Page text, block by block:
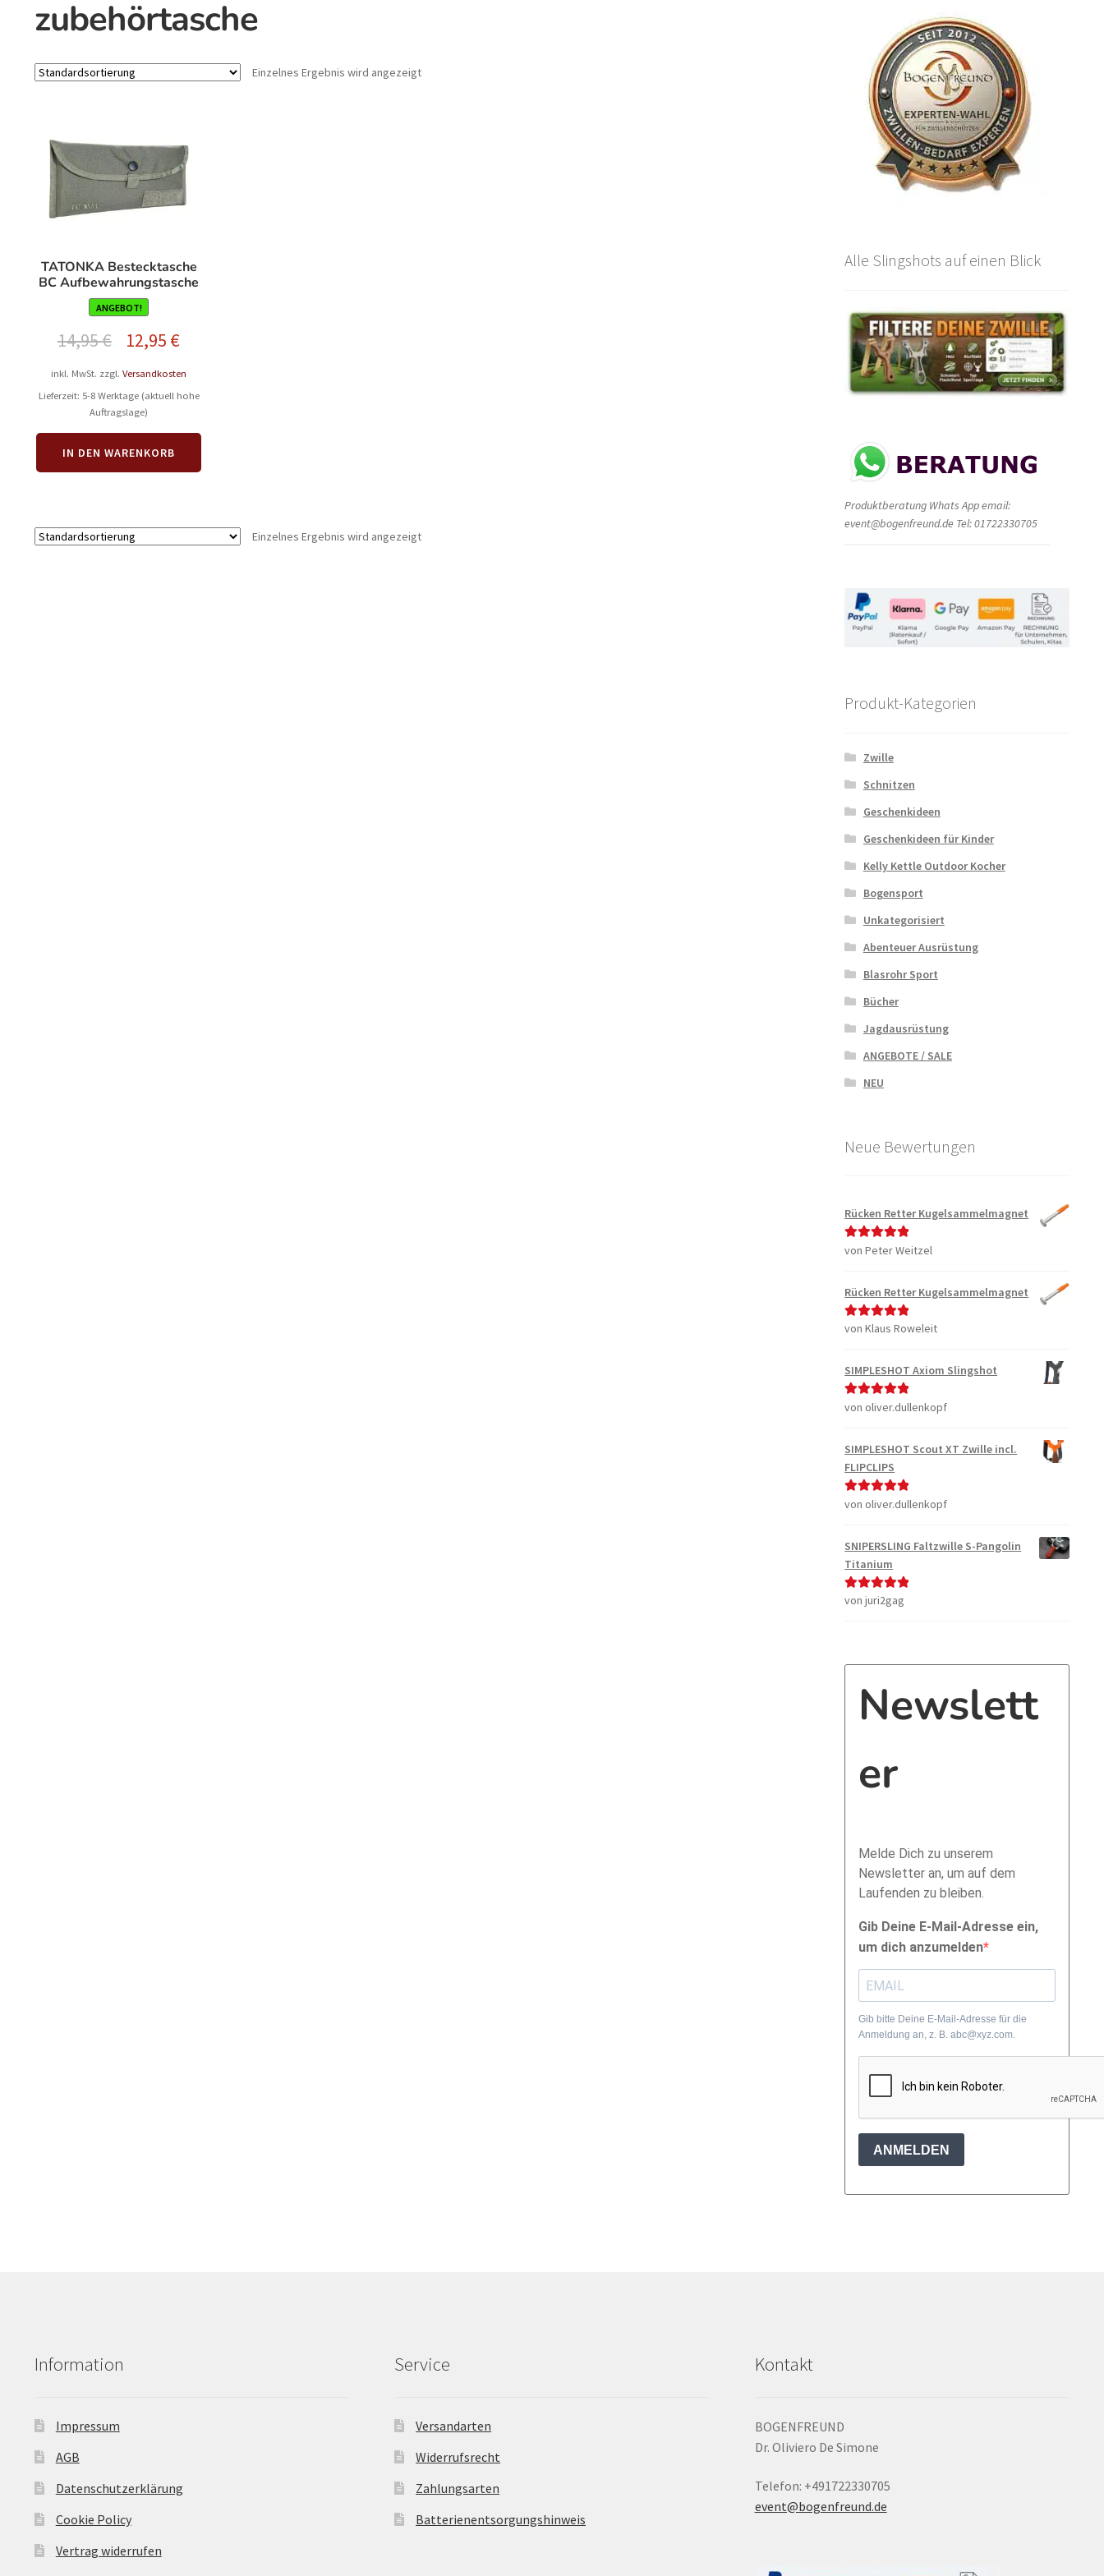
zubehörtasche
Einzelnes Ergebnis wird angezeigt
TATONKA Bestecktasche
BC Aufbewahrungstasche
ANGEBOT!
14,95€
Ursprünglicher
Preis
war:
12,95 €
Preis
ist:
inkl. MwSt. zzgl.Versandkosten
Lieferzeit: 5-8 Werktage (aktuell hohe
Auftragslage)
IN DEN WARENKORB
Einzelnes Ergebnis wird angezeigt
Alle Slingshots auf einen Blick
Produktberatung Whats App email:
event@bogenfreund.de Tel: 01722330705
Produkt-Kategorien
Zwille
Schnitzen
Geschenkideen
Geschenkideen für Kinder
Kelly Kettle Outdoor Kocher
Bogensport
Unkategorisiert
Abenteuer Ausrüstung
Blasrohr Sport
Bücher
Jagdausrüstung
ANGEBOTE / SALE
NEU
Neue Bewertungen
Rücken Retter Kugelsammelmagnet
Bewertet mit
von Peter Weitzel
Rücken Retter Kugelsammelmagnet
Bewertet mit
von Klaus Roweleit
SIMPLESHOT Axiom Slingshot
Bewertet mit
von oliver.dullenkopf
SIMPLESHOT Scout XT Zwille incl.
FLIPCLIPS
Bewertet mit
von oliver.dullenkopf
SNIPERSLING Faltzwille S-Pangolin
Titanium
Bewertet mit
von juri2gag
Newslett
er
Melde Dich zu unserem
Newsletter an, um auf dem
Laufenden zu bleiben.
Gib Deine E-Mail-Adresse ein,
um dich anzumelden
Gib bitte Deine E-Mail-Adresse für die
Anmeldung an, z. B. abc@xyz.com.
ANMELDEN
Information
Impressum
AGB
Datenschutzerklärung
Cookie Policy
Vertrag widerrufen
Service
Versandarten
Widerrufsrecht
Zahlungsarten
Batterienentsorgungshinweis
Kontakt
BOGENFREUND
Dr. Oliviero De Simone
Telefon: +491722330705
event@bogenfreund.de